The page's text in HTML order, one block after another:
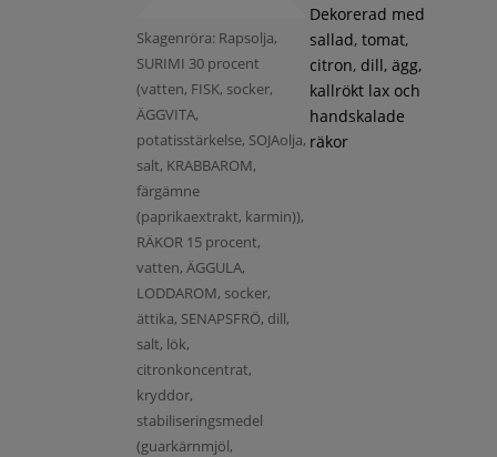
Skagenröra: Rapsolja,
SURIMI 30 procent
(vatten, FISK, socker,
ÄGGVITA,
potatisstärkelse, SOJAolja,
salt, KRABBAROM,
färgämne
(paprikaextrakt, karmin)),
RÄKOR 15 procent,
vatten, ÄGGULA,
LODDAROM, socker,
ättika, SENAPSFRÖ, dill,
salt, lök,
citronkoncentrat,
kryddor,
stabiliseringsmedel
(guarkärnmjöl,
Dekorerad med
sallad, tomat,
citron, dill, ägg,
kallrökt lax och
handskalade
räkor